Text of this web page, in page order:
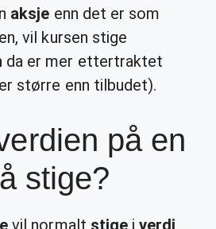
aksje enn det er som
vil kursen stige
da er mer ettertraktet
større enn tilbudet).
på en
stige?
vil normalt stigei verdi